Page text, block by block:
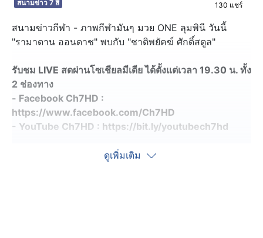
สนามข่าว 7 สี
130 แชร์
สนามข่าวกีฬา - ภาพกีฬามันๆ มวย ONE ลุมพินี วันนี้
"รามาดาน ออนดาช" พบกับ "ชาติพยัคฆ์ ศักดิ์สตูล"
รับชม LIVE สดผ่านโซเชียลมีเดีย ได้ตั้งแต่เวลา 19.30 น. ทั้ง
2 ช่องทาง
- Facebook Ch7HD :
https://www.facebook.com/Ch7HD
- YouTube Ch7HD : https://bit.ly/youtubech7hd
ติดตาม ONE Championship และ ONE ลุมพินี ได้ที่ :
ดูเพิ่มเติม